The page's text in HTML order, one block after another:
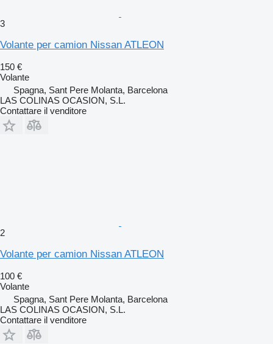
3
Volante per camion Nissan ATLEON
150 €
Volante
Spagna, Sant Pere Molanta, Barcelona
LAS COLINAS OCASION, S.L.
Contattare il venditore
2
Volante per camion Nissan ATLEON
100 €
Volante
Spagna, Sant Pere Molanta, Barcelona
LAS COLINAS OCASION, S.L.
Contattare il venditore